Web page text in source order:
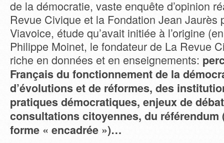
de la démocratie, vaste enquête d’opinion
Revue Civique et la Fondation Jean Jaurès
Viavoice, étude qu’avait initiée à l’origine
Philippe Moinet, le fondateur de La Revue
riche en données et en enseignements:
Français du fonctionnement de la
d’évolutions et de réformes, des
pratiques démocratiques, enjeux de
consultations citoyennes, du référendum
forme « encadrée »)…